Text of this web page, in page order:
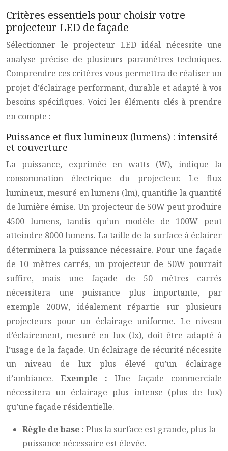
Critères essentiels pour choisir votre
projecteur LED de façade
Sélectionner le projecteur LED idéal nécessite une
analyse précise de plusieurs paramètres techniques.
Comprendre ces critères vous permettra de réaliser un
projet d’éclairage performant, durable et adapté à vos
besoins spécifiques. Voici les éléments clés à prendre
en compte :
Puissance et flux lumineux (lumens) : intensité
et couverture
La puissance, exprimée en watts (W), indique la
consommation électrique du projecteur. Le flux
lumineux, mesuré en lumens (lm), quantifie la quantité
de lumière émise. Un projecteur de 50W peut produire
4500 lumens, tandis qu’un modèle de 100W peut
atteindre 8000 lumens. La taille de la surface à éclairer
déterminera la puissance nécessaire. Pour une façade
de 10 mètres carrés, un projecteur de 50W pourrait
suffire, mais une façade de 50 mètres carrés
nécessitera une puissance plus importante, par
exemple 200W, idéalement répartie sur plusieurs
projecteurs pour un éclairage uniforme. Le niveau
d’éclairement, mesuré en lux (lx), doit être adapté à
l’usage de la façade. Un éclairage de sécurité nécessite
un niveau de lux plus élevé qu’un éclairage
d’ambiance.Exemple :Une façade commerciale
nécessitera un éclairage plus intense (plus de lux)
qu’une façade résidentielle.
Règle de base : Plus la surface est grande, plus la
puissance nécessaire est élevée.